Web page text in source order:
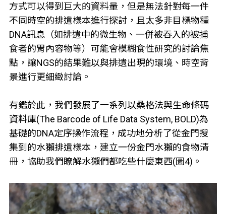
方式可以得到巨大的資料量，但是無法針對每一件
不同時空的排遺樣本進行探討，且太多非目標物種
DNA訊息（如排遺中的微生物、一併被吞入的被捕
食者的胃內容物等）可能會模糊食性研究的討論焦
點，讓NGS的結果難以與排遺出現的環境、時空背
景進行更細緻討論。
有鑑於此，我們發展了一系列以桑格法與生命條碼
資料庫(The Barcode of Life Data System, BOLD)為
基礎的DNA定序操作流程，成功地分析了從金門搜
集到的水獺排遺樣本，建立一份金門水獺的食物清
冊，協助我們瞭解水獺們都吃些什麼東西(圖4)。